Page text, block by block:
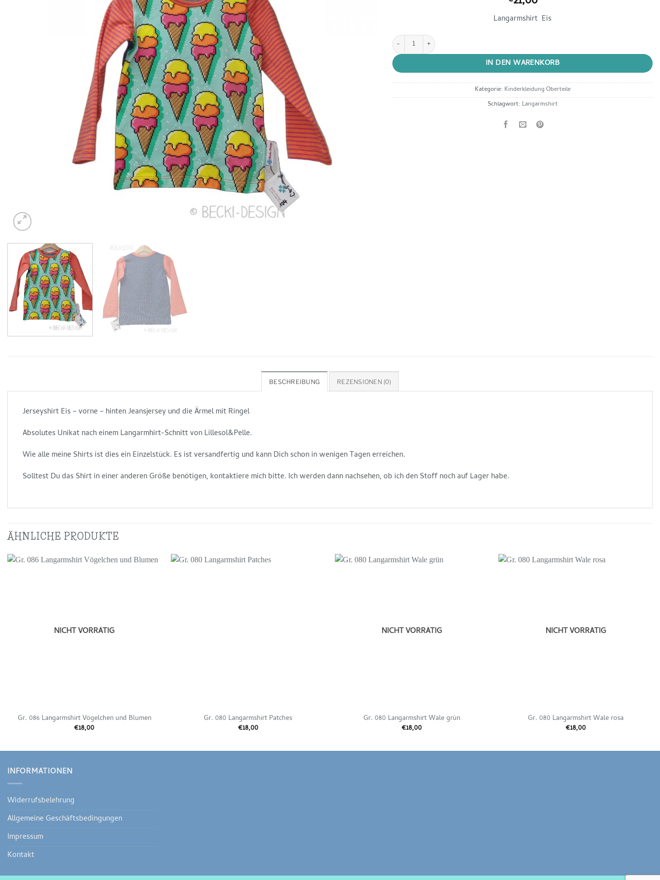
Langarmshirt Eis
Gr. 104 Langarmshirt Eis Menge
IN DEN WARENKORB
Kategorie: Kinderkleidung Oberteile
Schlagwort: Langarmshirt
BESCHREIBUNG REZENSIONEN (0)
Jerseyshirt Eis – vorne – hinten Jeansjersey und die Ärmel mit Ringel
Absolutes Unikat nach einem Langarmhirt-Schnitt von Lillesol&Pelle.
Wie alle meine Shirts ist dies ein Einzelstück. Es ist versandfertig und kann Dich schon in wenigen Tagen erreichen.
Solltest Du das Shirt in einer anderen Größe benötigen, kontaktiere mich bitte. Ich werden dann nachsehen, ob ich den Stoff noch auf Lager habe.
ÄHNLICHE PRODUKTE
NICHT VORRÄTIG
Gr. 086 Langarmshirt Vögelchen und Blumen
€18,00
Gr. 080 Langarmshirt Patches
€18,00
NICHT VORRÄTIG
Gr. 080 Langarmshirt Wale grün
€18,00
NICHT VORRÄTIG
Gr. 080 Langarmshirt Wale rosa
€18,00
INFORMATIONEN
Widerrufsbelehrung
Allgemeine Geschäftsbedingungen
Impressum
Kontakt